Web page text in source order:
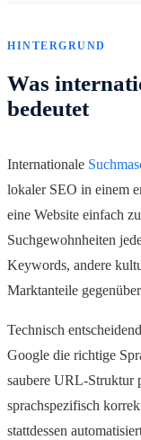
HINTERGRUND
Was
bedeutet
Internationale
lokaler SEO in einem
eine Website einfach
Suchgewohnheiten
Keywords, andere
Marktanteile
Technisch
Google die richtige
saubere URL-Struktur
sprachspezifisch
stattdessen